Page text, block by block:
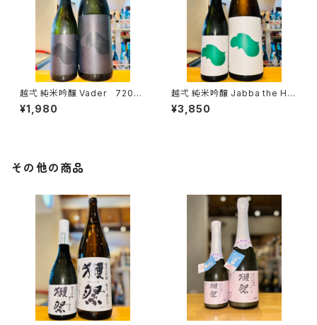
越弌 純米吟醸 Vader 720ml
１本（株式会社越後鶴亀・新潟県
新潟市西蒲区竹野町）
¥1,980
越弌 純米吟醸 Jabba the H
1800ml１本（株式会社越後鶴
亀・新潟県新潟市西蒲区竹野
¥3,850
その他の商品